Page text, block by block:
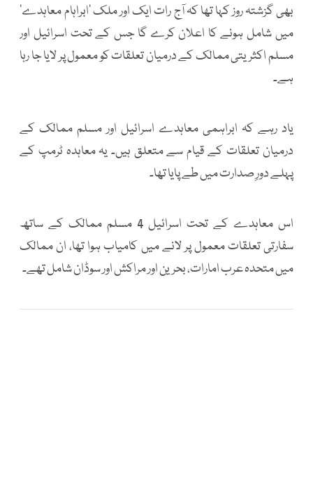
بھی گزشتہ روز کہا تھا کہ آج رات ایک اور ملک ’ابراہام معاہدے‘
میں شامل ہونے کا اعلان کرے گا جس کے تحت اسرائیل اور
مسلم اکثریتی ممالک کے درمیان تعلقات کو معمول پر لایا جا رہا
ہے۔
یاد رہے کہ ابراہمی معاہدے اسرائیل اور مسلم ممالک کے
درمیان تعلقات کے قیام سے متعلق ہیں۔ یہ معاہدہ ٹرمپ کے
پہلے دورِ صدارت میں طے پایا تھا۔
اس معاہدے کے تحت اسرائیل 4 مسلم ممالک کے ساتھ
سفارتی تعلقات معمول پر لانے میں کامیاب ہوا تھا، ان ممالک
میں متحدہ عرب امارات، بحرین اور مراکش اور سوڈان شامل تھے۔